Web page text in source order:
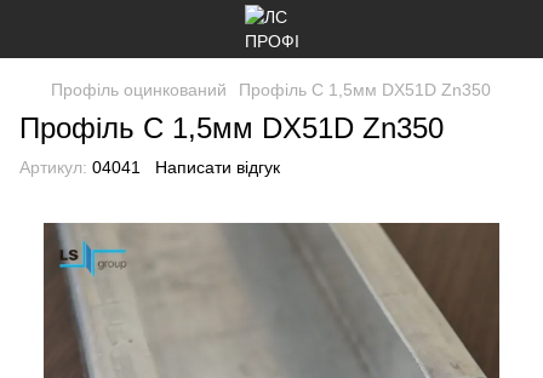
Профіль оцинкований Профіль C 1,5мм DX51D Zn350
Профіль C 1,5мм DX51D Zn350
Артикул: 04041 Написати відгук